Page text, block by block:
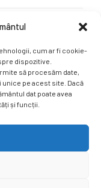
cum ar fi cookie-
dispozitive.
să procesăm date,
pe acest site. Dacă
dat poate avea
și funcții.